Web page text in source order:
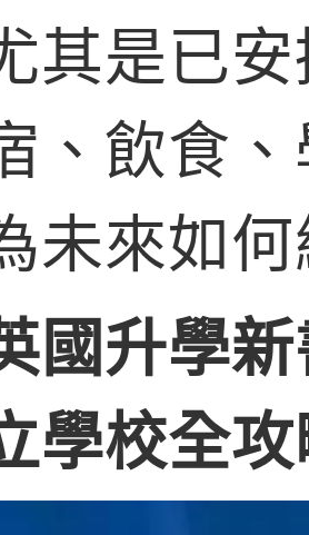
其是已
、飲食
未來如
國升學
學校全